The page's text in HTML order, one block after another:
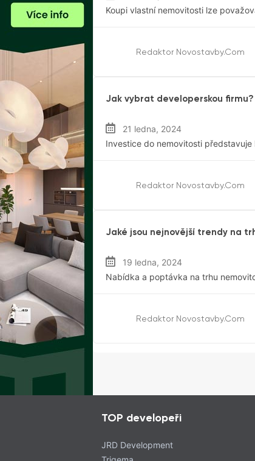
Koupi vlastní nemovitosti lze
Redaktor Novostavby.com
Rezidenční Trh
Jak vybrat developerskou firmu?
21 ledna, 2024
Investice do nemovitosti
Redaktor Novostavby.com
Ceny Nemovitostí
Jaké jsou nejnovější trendy na
19 ledna, 2024
Nabídka a poptávka na trhu
Redaktor Novostavby.com
TOP developeři
JRD Development